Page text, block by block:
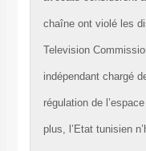
chaîne
plus,